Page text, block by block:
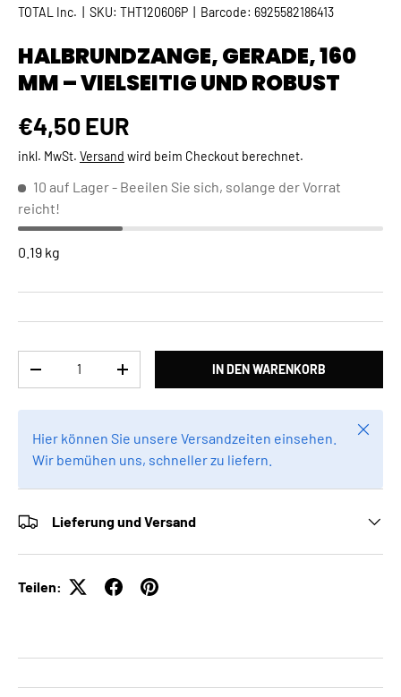
TOTAL Inc. SKU: THT120606P Barcode: 6925582186413
HALBRUNDZANGE, GERADE, 160
MM – VIELSEITIG UND ROBUST
Normaler Preis
€4,50 EUR
inkl. MwSt. Versand wird beim Checkout berechnet.
10 auf Lager- Beeilen Sie sich, solange der Vorrat
reicht!
0.19 kg
MENGE VERRINGERNMENGE ERHÖHENIN DEN WARENKORB
Hier können Sie unsere Versandzeiten einsehen.
Wir bemühen uns, schneller zu liefern.
Lieferung und Versand
Teilen: